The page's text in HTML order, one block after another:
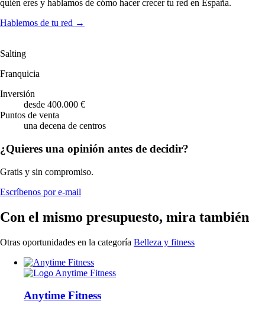
quién eres y hablamos de cómo hacer crecer tu red en España.
Hablemos de tu red →
Salting
Franquicia
Inversión
desde 400.000 €
Puntos de venta
una decena de centros
¿Quieres una opinión antes de decidir?
Gratis y sin compromiso.
Escríbenos por e-mail
Con el mismo presupuesto, mira también
Otras oportunidades en la categoría Belleza y fitness
Anytime Fitness